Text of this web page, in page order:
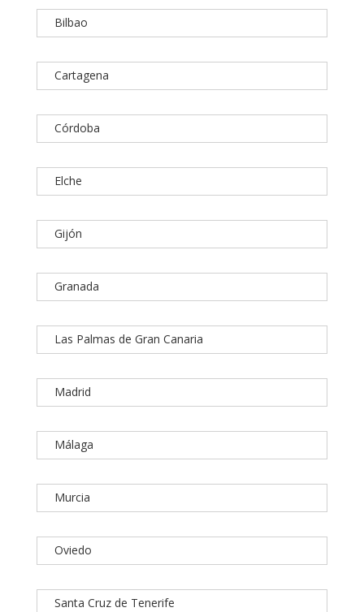
Bilbao
Cartagena
Córdoba
Elche
Gijón
Granada
Las Palmas de Gran Canaria
Madrid
Málaga
Murcia
Oviedo
Santa Cruz de Tenerife